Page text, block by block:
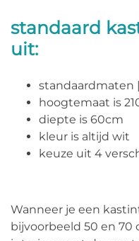
standaard
uit:
standaardmaten
hoogtemaat is
diepte is 60cm
kleur is altijd wit
keuze uit 4
Wanneer je een
bijvoorbeeld 50 en 70